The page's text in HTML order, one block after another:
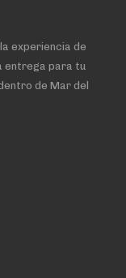
experiencia de
entrega para tu
de Mar del